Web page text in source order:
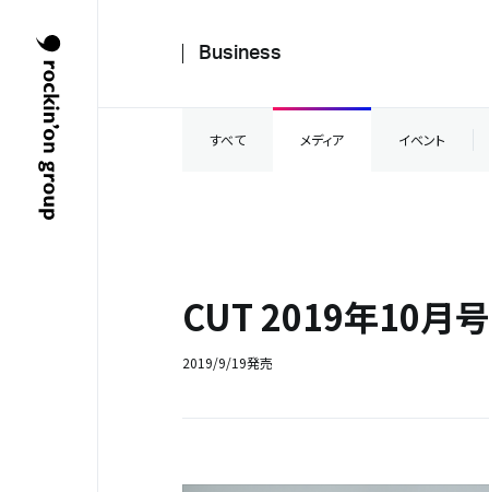
Business
すべて メディア イベント
CUT 2019年10月号
2019/9/19発売